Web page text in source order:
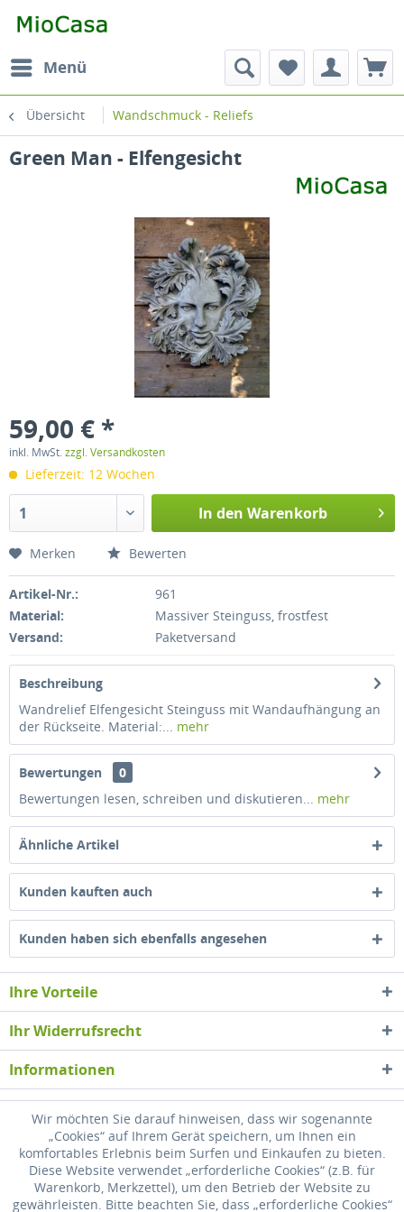
Menü
Übersicht Wandschmuck - Reliefs
Green Man - Elfengesicht
59,00 € *
inkl. MwSt.zzgl. Versandkosten
Lieferzeit: 12 Wochen
In den Warenkorb
Merken Bewerten
Artikel-Nr.:
961
Material:
Massiver Steinguss, frostfest
Versand:
Paketversand
Beschreibung
Wandrelief Elfengesicht Steinguss mit Wandaufhängung an
der Rückseite. Material:... mehr
Bewertungen
0
Bewertungen lesen, schreiben und diskutieren... mehr
Ähnliche Artikel
Kunden kauften auch
Kunden haben sich ebenfalls angesehen
Ihre Vorteile
Ihr Widerrufsrecht
Informationen
* Alle Preise inkl. gesetzl. Mehrwertsteuer zzgl.Versandkosten, wenn nicht
anders beschrieben
Wir möchten Sie darauf hinweisen, dass wir sogenannte
„Cookies“ auf Ihrem Gerät speichern, um Ihnen ein
komfortables Erlebnis beim Surfen und Einkaufen zu bieten.
Diese Website verwendet „erforderliche Cookies“ (z.B. für
Warenkorb, Merkzettel), um den Betrieb der Website zu
gewährleisten. Bitte beachten Sie, dass „erforderliche Cookies“